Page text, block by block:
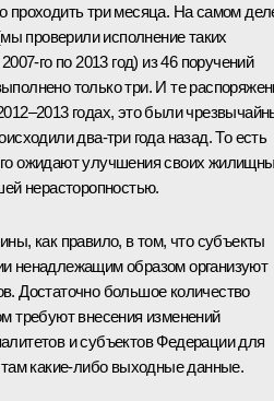
проходить три месяца. На самом
проверили исполнение таких
го по 2013 год) из 46 поручений
только три. И те
годах, это были
два-три года назад. То есть
ожидают улучшения своих
нерасторопностью.
как правило, в том, что субъекты
ненадлежащим образом организуют
Достаточно большое количество
требуют внесения изменений
и субъектов Федерации для
какие‑либо выходные данные.